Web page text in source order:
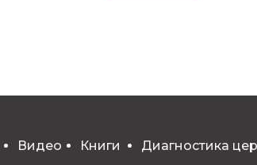
Видео Книги Диагностика